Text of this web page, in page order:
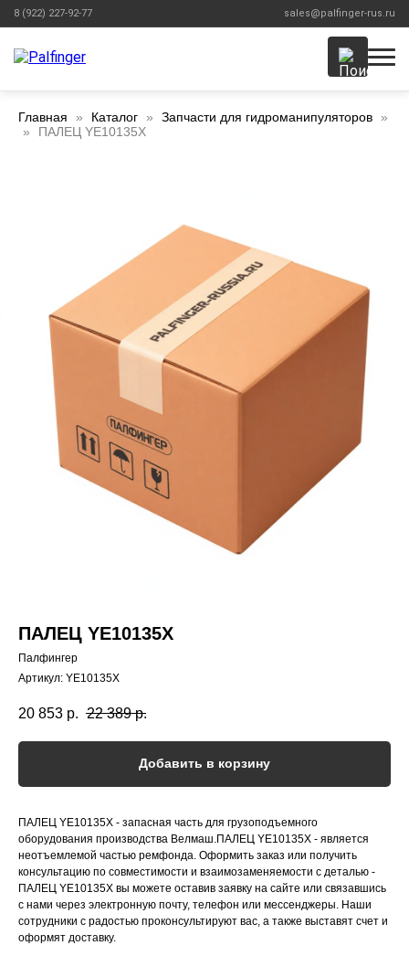
8 (922) 227-92-77 sales@palfinger-rus.ru
Главная Каталог
Запчасти для гидроманипуляторов
ПАЛЕЦ YE10135X
ПАЛЕЦ YE10135X
Палфингер
Артикул: YE10135X
20 853 р. 22 389 р.
Добавить в корзину
ПАЛЕЦ YE10135X - запасная часть для грузоподъемного
оборудования производства Велмаш.ПАЛЕЦ YE10135X - является
неотъемлемой частью ремфонда. Оформить заказ или получить
консультацию по совместимости и взаимозаменяемости с деталью -
ПАЛЕЦ YE10135X вы можете оставив заявку на сайте или связавшись
с нами через электронную почту, телефон или мессенджеры. Наши
сотрудники с радостью проконсультируют вас, а также выставят счет и
оформят доставку.